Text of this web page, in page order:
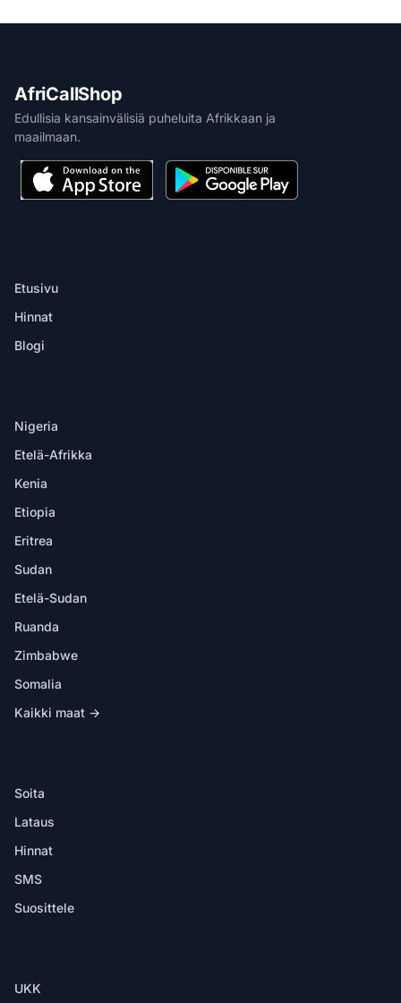
AfriCallShop
Edullisia kansainvälisiä puheluita Afrikkaan ja
maailmaan.
Etusivu
Hinnat
Blogi
Nigeria
Etelä-Afrikka
Kenia
Etiopia
Eritrea
Sudan
Etelä-Sudan
Ruanda
Zimbabwe
Somalia
Kaikki maat →
Soita
Lataus
Hinnat
SMS
Suosittele
UKK